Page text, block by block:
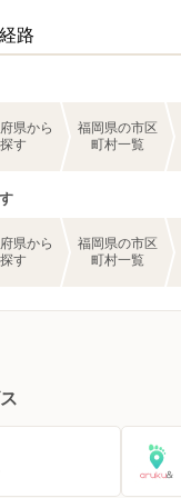
路
県から
探す
福岡県の市区
町村一覧
県から
探す
福岡県の市区
町村一覧